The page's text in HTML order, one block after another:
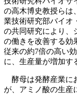
の高木博史教授らは
業技術研究部バイオ
の共同研究により、
の働きを改善する効
従来の約7倍の高い
に、生産量が増加す
酵母は発酵産業に
が、アミノ酸の生産